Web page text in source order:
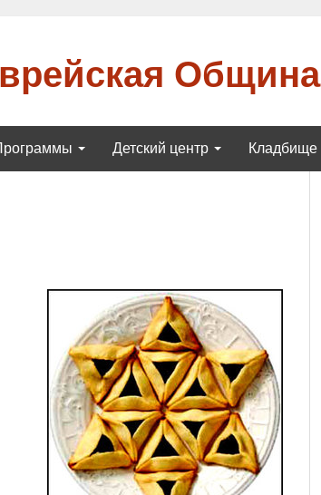
Община
Детский центр Кладбище